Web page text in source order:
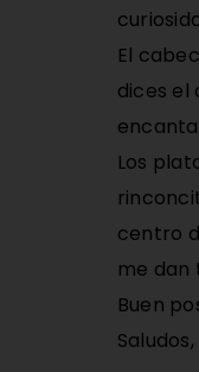
El
dices el
Los
centro
me dan
Buen
Saludos,